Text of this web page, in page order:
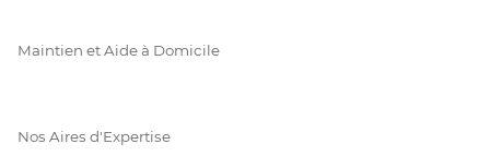
Maintien et Aide à Domicile
Nos Aires d'Expertise